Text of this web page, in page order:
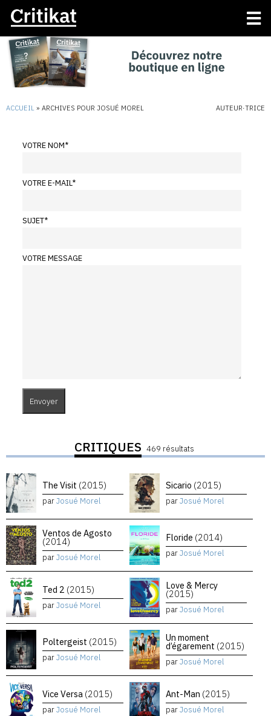
ACCUEIL » ARCHIVES POUR JOSUÉ MOREL AUTEUR·TRICE
VOTRE NOM*
VOTRE E-MAIL*
SUJET*
VOTRE MESSAGE
CRITIQUES 469 résultats
The Visit (2015)
parJosué Morel
Sicario (2015)
parJosué Morel
Ventos de Agosto
(2014)
parJosué Morel
Floride (2014)
parJosué Morel
Ted 2 (2015)
parJosué Morel
Love & Mercy
(2015)
parJosué Morel
Poltergeist (2015)
parJosué Morel
Un moment
d’égarement (2015)
parJosué Morel
Vice Versa (2015)
parJosué Morel
Ant-Man (2015)
parJosué Morel